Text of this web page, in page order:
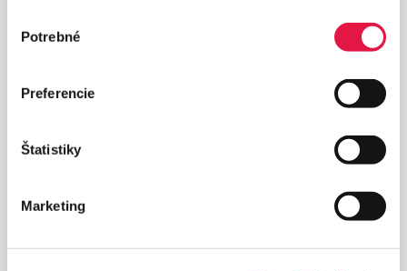
súhlasu
Potrebné
Preferencie
Štatistiky
Marketing
*Slažem se s obradom osobnih podataka
POŠALJI ZAHTJEV